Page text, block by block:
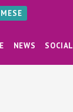
NEWS SOCIAL